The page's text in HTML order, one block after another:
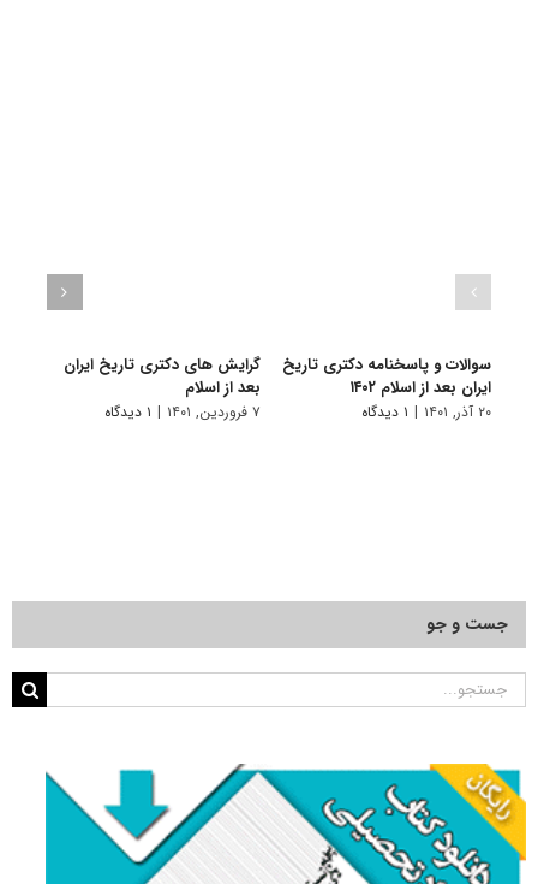
سوالات و پاسخنامه دکتری تاریخ
ایران بعد از اسلام ۱۴۰۲
۲۰ آذر, ۱۴۰۱ | ۱ دیدگاه
گرایش های دکتری ﺗﺎرﻳﺦ اﻳﺮان
ﺑﻌﺪ از اﺳﻼم
۷ فروردین, ۱۴۰۱ | ۱ دیدگاه
جست و جو
جستجو